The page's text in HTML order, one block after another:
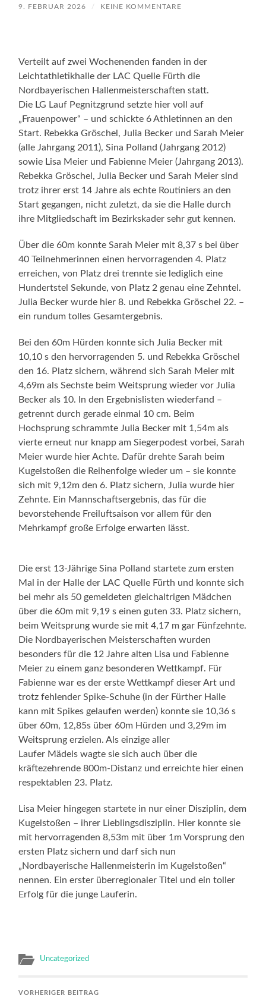
9. FEBRUAR 2026 / KEINE KOMMENTARE
Verteilt auf zwei Wochenenden fanden in der
Leichtathletikhalle der LAC Quelle Fürth die
Nordbayerischen Hallenmeisterschaften statt.
Die LG Lauf Pegnitzgrund setzte hier voll auf
„Frauenpower“ – und schickte 6 Athletinnen an den
Start. Rebekka Gröschel, Julia Becker und Sarah Meier
(alle Jahrgang 2011), Sina Polland (Jahrgang 2012)
sowie Lisa Meier und Fabienne Meier (Jahrgang 2013).
Rebekka Gröschel, Julia Becker und Sarah Meier sind
trotz ihrer erst 14 Jahre als echte Routiniers an den
Start gegangen, nicht zuletzt, da sie die Halle durch
ihre Mitgliedschaft im Bezirkskader sehr gut kennen.
Über die 60m konnte Sarah Meier mit 8,37 s bei über
40 Teilnehmerinnen einen hervorragenden 4. Platz
erreichen, von Platz drei trennte sie lediglich eine
Hundertstel Sekunde, von Platz 2 genau eine Zehntel.
Julia Becker wurde hier 8. und Rebekka Gröschel 22. –
ein rundum tolles Gesamtergebnis.
Bei den 60m Hürden konnte sich Julia Becker mit
10,10 s den hervorragenden 5. und Rebekka Gröschel
den 16. Platz sichern, während sich Sarah Meier mit
4,69m als Sechste beim Weitsprung wieder vor Julia
Becker als 10. In den Ergebnislisten wiederfand –
getrennt durch gerade einmal 10 cm. Beim
Hochsprung schrammte Julia Becker mit 1,54m als
vierte erneut nur knapp am Siegerpodest vorbei, Sarah
Meier wurde hier Achte. Dafür drehte Sarah beim
Kugelstoßen die Reihenfolge wieder um – sie konnte
sich mit 9,12m den 6. Platz sichern, Julia wurde hier
Zehnte. Ein Mannschaftsergebnis, das für die
bevorstehende Freiluftsaison vor allem für den
Mehrkampf große Erfolge erwarten lässt.
Die erst 13-Jährige Sina Polland startete zum ersten
Mal in der Halle der LAC Quelle Fürth und konnte sich
bei mehr als 50 gemeldeten gleichaltrigen Mädchen
über die 60m mit 9,19 s einen guten 33. Platz sichern,
beim Weitsprung wurde sie mit 4,17 m gar Fünfzehnte.
Die Nordbayerischen Meisterschaften wurden
besonders für die 12 Jahre alten Lisa und Fabienne
Meier zu einem ganz besonderen Wettkampf. Für
Fabienne war es der erste Wettkampf dieser Art und
trotz fehlender Spike-Schuhe (in der Fürther Halle
kann mit Spikes gelaufen werden) konnte sie 10,36 s
über 60m, 12,85s über 60m Hürden und 3,29m im
Weitsprung erzielen. Als einzige aller
Laufer Mädels wagte sie sich auch über die
kräftezehrende 800m-Distanz und erreichte hier einen
respektablen 23. Platz.
Lisa Meier hingegen startete in nur einer Disziplin, dem
Kugelstoßen – ihrer Lieblingsdisziplin. Hier konnte sie
mit hervorragenden 8,53m mit über 1m Vorsprung den
ersten Platz sichern und darf sich nun
„Nordbayerische Hallenmeisterin im Kugelstoßen“
nennen. Ein erster überregionaler Titel und ein toller
Erfolg für die junge Lauferin.
Uncategorized
VORHERIGER BEITRAG